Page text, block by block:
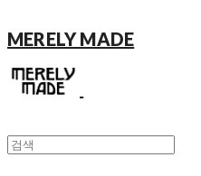
MERELY MADE